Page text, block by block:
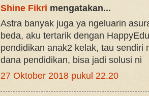
Shine Fikri mengatakan...
Astra banyak juga ya ngeluarin
beda, aku tertarik dengan
pendidikan anak2 kelak, tau sendiri
dana pendidikan, bisa jadi solusi ni
27 Oktober 2018 pukul 22.20